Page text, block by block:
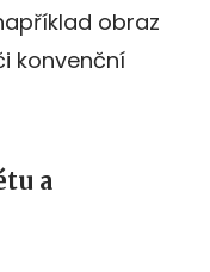
obraz
konvenční
a